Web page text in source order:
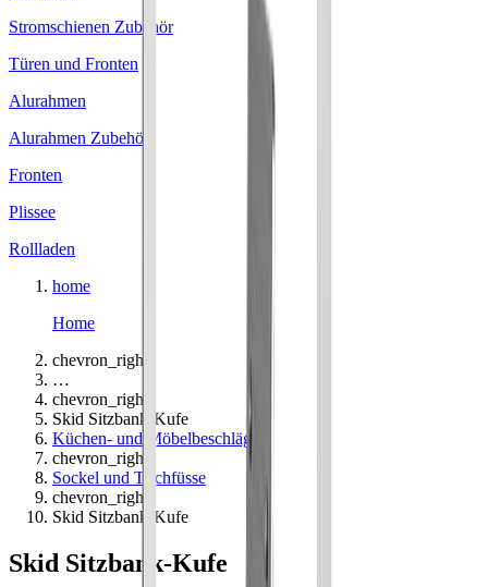
Stromschienen Zubehör
Türen und Fronten
Alurahmen
Alurahmen Zubehör
Fronten
Plissee
Rollladen
home
Home
chevron_right
…
chevron_right
Skid Sitzbank-Kufe
Küchen- und Möbelbeschläge
chevron_right
Sockel und Tischfüsse
chevron_right
Skid Sitzbank-Kufe
Skid Sitzbank-Kufe